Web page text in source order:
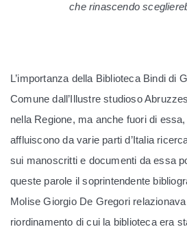
che rinascendo
L’importanza della Biblioteca Bindi di
Comune dall’Illustre studioso
nella Regione, ma anche fuori di
affluiscono da varie parti d’Italia
sui manoscritti e documenti da essa
queste parole il soprintendente
Molise Giorgio De Gregori
riordinamento di cui la biblioteca era